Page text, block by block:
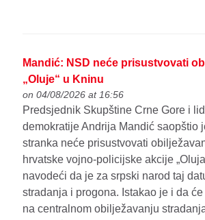
Mandić: NSD neće prisustvovati
„Oluje“ u Kninu
on 04/08/2026 at 16:56
Predsjednik Skupštine Crne Gore i
demokratije Andrija Mandić saopštio
stranka neće prisustvovati
hrvatske vojno-policijske akcije
navodeći da je za srpski narod taj
stradanja i progona. Istakao je i da
na centralnom obilježavanju